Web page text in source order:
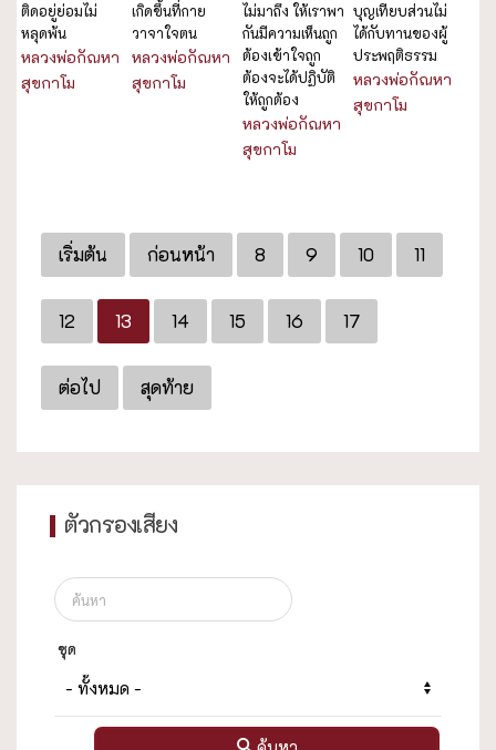
ติดอยู่ย่อมไม่
หลุดพ้น
หลวงพ่อกัณหา
สุขกาโม
เกิดขึ้นที่กาย
วาจาใจตน
หลวงพ่อกัณหา
สุขกาโม
ไม่มาถึง ให้เราพา
กันมีความเห็นถูก
ต้องเข้าใจถูก
ต้องจะได้ปฏิบัติ
ให้ถูกต้อง
หลวงพ่อกัณหา
สุขกาโม
บุญเทียบส่วนไม่
ได้กับทานของผู้
ประพฤติธรรม
หลวงพ่อกัณหา
สุขกาโม
เริ่มต้น ก่อนหน้า 8 9 10 11
12 13 14 15 16 17
ต่อไป สุดท้าย
ตัวกรองเสียง
ชุด